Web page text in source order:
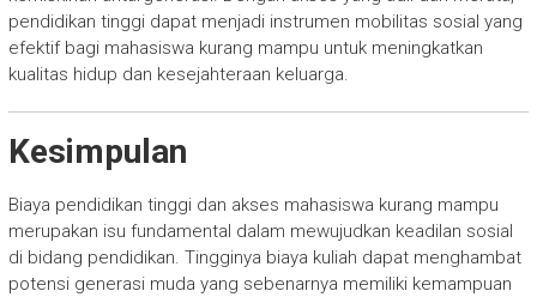
pendidikan tinggi dapat menjadi instrumen mobilitas sosial yang
efektif bagi mahasiswa kurang mampu untuk meningkatkan
kualitas hidup dan kesejahteraan keluarga.
Kesimpulan
Biaya pendidikan tinggi dan akses mahasiswa kurang mampu
merupakan isu fundamental dalam mewujudkan keadilan sosial
di bidang pendidikan. Tingginya biaya kuliah dapat menghambat
potensi generasi muda yang sebenarnya memiliki kemampuan